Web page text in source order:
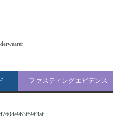
ファスティングエビデンス